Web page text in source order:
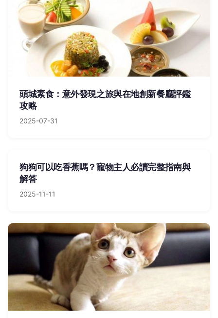
頭城素食：意外發現之旅與在地創新餐廳評鑑
攻略
2025-07-31
狗狗可以吃香蕉嗎？寵物主人必讀完整指南與
解答
2025-11-11